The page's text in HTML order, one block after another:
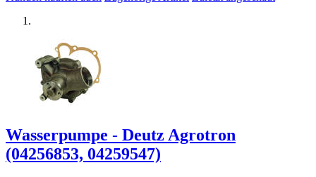
Wasserpumpe - Deutz Agrotron
(04256853, 04259547)